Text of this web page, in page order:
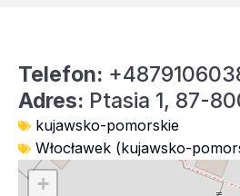
Telefon:
Adres: Ptasia 1, 87-
kujawsko-pomorskie
Włocławek (kujawsko-
+